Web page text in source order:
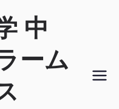
中
ーム